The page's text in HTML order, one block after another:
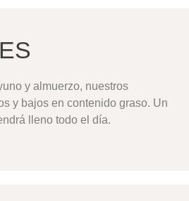
y almuerzo, nuestros
y bajos en contenido graso. Un
lleno todo el día.